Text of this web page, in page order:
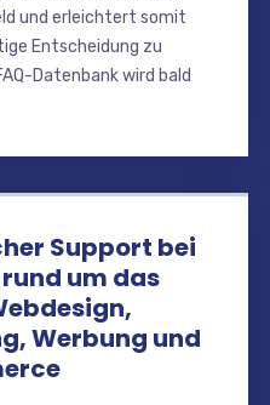
und erleichtert somit
Entscheidung zu
Datenbank wird bald
Support bei
rund um das
Werbung und